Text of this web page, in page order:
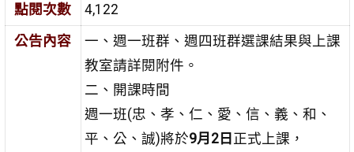
點閱次數
4,122
公告內容
一、週一班群、週四班群選課結果與上課
教室請詳閱附件。
二、開課時間
週一班(忠、孝、仁、愛、信、義、和、
平、公、誠)將於9月2日 正式上課，